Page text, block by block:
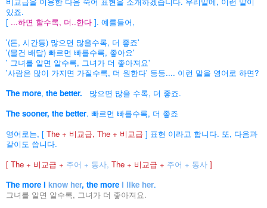
있죠.
[ ...하면 할수록, 더..한다 ]. 예를들어,
'(돈, 시간등) 많으면 많을수록, 더 좋죠'
'(물건 배달) 빠르면 빠를수록, 좋아요'
' 그녀를 알면 알수록, 그녀가 더 좋아져요'
'사람은 많이 가지면 가질수록, 더 원한다' 등등.... 이런 말을 영어로 하면?
The more, the better. 많으면 많을 수록, 더 좋죠.
The sooner, the better. 빠르면 빠를수록, 더 좋죠
영어로는, [ The + 비교급, The + 비교급 ] 표현 이라고 합니다. 또, 다음과
같이도 씁니다.
[ The + 비교급 + 주어 + 동사, The + 비교급 + 주어 + 동사 ]
The more I know her, the more I like her.
그녀를 알면 알수록, 그녀가 더 좋아져요.